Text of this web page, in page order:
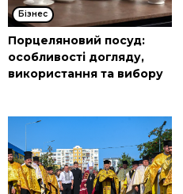
Бізнес
Порцеляновий посуд:
особливості догляду,
використання та вибору